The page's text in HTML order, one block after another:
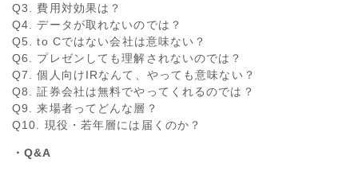
Q3. 費用対効果は？
Q4. データが取れないのでは？
Q5. to Cではない会社は意味ない？
Q6. プレゼンしても理解されないのでは？
Q7. 個人向けIRなんて、やっても意味ない？
Q8. 証券会社は無料でやってくれるのでは？
Q9. 来場者ってどんな層？
Q10. 現役・若年層には届くのか？
・Q&A